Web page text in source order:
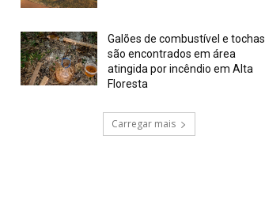
Galões de combustível e tochas
são encontrados em área
atingida por incêndio em Alta
Floresta
Carregar mais